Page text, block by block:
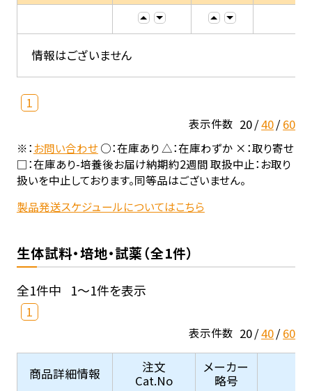
情報はございません
1
表示件数 20 40 60
※：お問い合わせ○：在庫あり △：在庫わずか ×：取り寄せ
□：在庫あり-培養後お届け納期約2週間 取扱中止：お取り
扱いを中止しております。同等品はございません。
製品発送スケジュールについてはこちら
生体試料・培地・試薬（全1件）
全1件中 1～1件を表示
1
表示件数 20 40 60
商品詳細情報
注文
Cat.No
メーカー
略号